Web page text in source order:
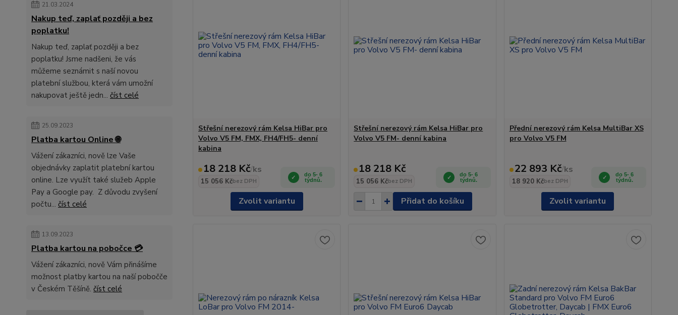
21.03.2024
Nakup teď, zaplať později a bez
poplatku!
Nakup teď, zaplať později a bez
poplatku! Jsme nadšeni, že vás
můžeme seznámit s naší novou
platební službou, která vám umožní
nakupovat ještě jedn... číst celé
25.09.2023
Platba kartou Online 🌐
Vážení zákazníci, nově lze Vaše
objednávky zaplatit platební kartou
online. Lze využít také služeb Apple
Pay a Google pay. Z důvodu zvyšení
počtu... číst celé
13.09.2023
Platba kartou na pobočce 💳
Vážení zákazníci, nově Vám přinášíme
možnost platby kartou na naší pobočče
v Českém Těšíně. číst celé
Střešní nerezový rám Kelsa HiBar pro
Volvo V5 FM, FMX, FH4/FH5- denní
kabina
18 218 Kč/ks
15 056 Kčbez DPH
do 5- 6
týdnů.
Zvolit variantu
Střešní nerezový rám Kelsa HiBar pro
Volvo V5 FM- denní kabina
18 218 Kč
15 056 Kčbez DPH
do 5- 6
týdnů.
Přidat do košíku
Přední nerezový rám Kelsa MultiBar XS
pro Volvo V5 FM
22 893 Kč/ks
18 920 Kčbez DPH
do 5- 6
týdnů.
Zvolit variantu